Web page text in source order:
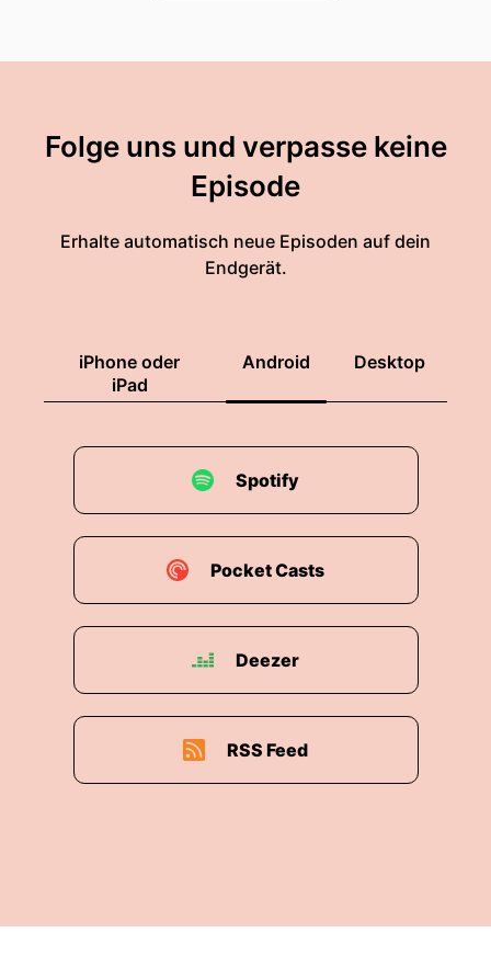
Folge uns und verpasse keine
Episode
Erhalte automatisch neue Episoden auf dein
Endgerät.
iPhone oder
iPad
Android Desktop
Spotify
Pocket Casts
Deezer
RSS Feed